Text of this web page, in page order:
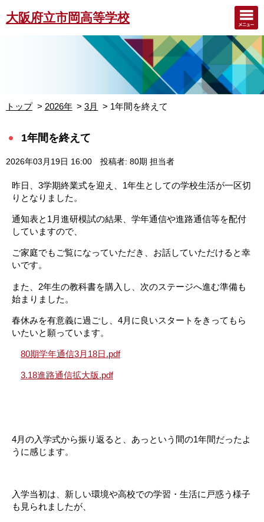
大阪府立市岡高等学校
トップ 2026年 3月 1年間を終えて
1年間を終えて
2026年03月19日 16:00 投稿者: 80期 担当者
昨日、3学期終業式を迎え、1年生としての学校生活が一区切
りとなりました。
通知表と1月進研模試の結果、学年通信や進路通信等を配付
していますので、
ご家庭でもご覧になっていただき、お話していただけると幸
いです。
また、2年生の教科書を購入し、次のステージへ進む準備も
始まりました。
春休みを有意義に過ごし、4月に良いスタートをきってもら
いたいと願っています。
80期学年通信3月18日.pdf
3.18進路通信拡大版.pdf
4月の入学式から振り返ると、あっという間の1年間だったよ
うに感じます。
入学当初は、新しい環境や高校での学習・生活に戸惑う様子
も見られましたが、